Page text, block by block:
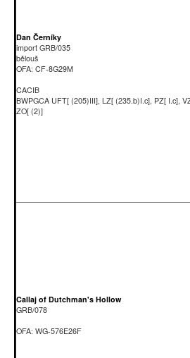
Dan Černíky
import GRB/035
bělouš
OFA: CF-8G29M
CACIB
BWPGCA UFT[ (205)III], LZ[ (235.b)I.c], PZ[ I.c],
ZO[ (2)]
Callaj of Dutchman's Hollow
GRB/078
OFA: WG-576E26F